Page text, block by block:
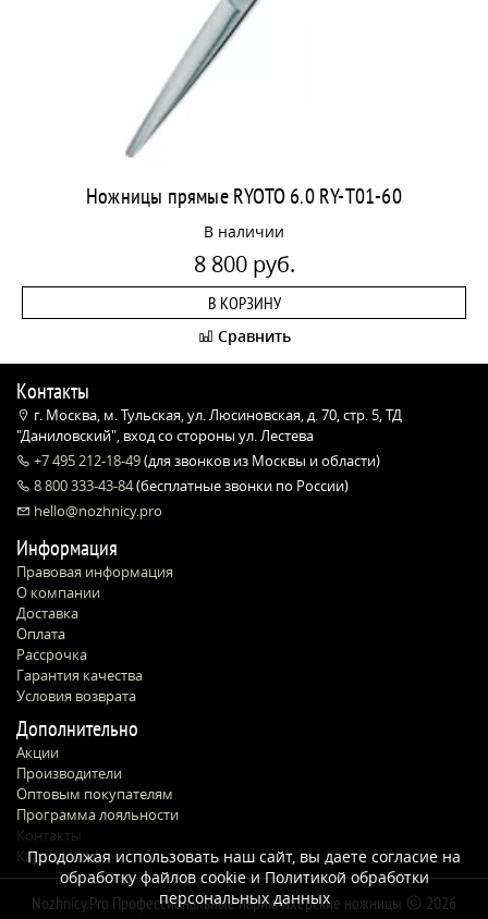
Ножницы прямые RYOTO 6.0 RY-T01-60
В наличии
8 800 руб.
В КОРЗИНУ
Сравнить
Контакты
г. Москва, м. Тульская, ул. Люсиновская, д. 70, стр. 5, ТД
"Даниловский", вход со стороны ул. Лестева
+7 495 212-18-49(для звонков из Москвы и области)
8 800 333-43-84(бесплатные звонки по России)
hello@nozhnicy.pro
Информация
Правовая информация
О компании
Доставка
Оплата
Рассрочка
Гарантия качества
Условия возврата
Дополнительно
Акции
Производители
Оптовым покупателям
Программа лояльности
Контакты
Карта сайта
Nozhnicy.Pro Профессиональные парикмахерские ножницы 2026
Продолжая использовать наш сайт, вы даете согласие на
обработку файлов cookie иПолитикой обработки
персональных данных